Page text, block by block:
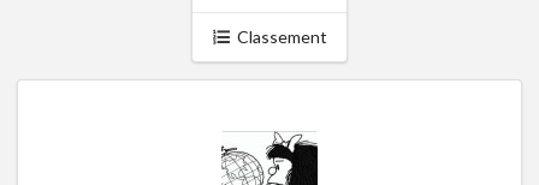
Classement